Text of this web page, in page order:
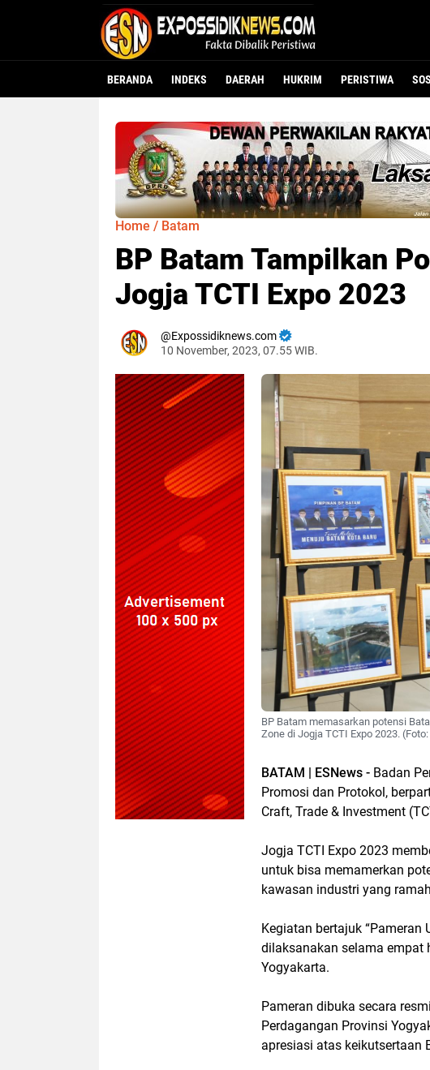
BERANDA INDEKS DAERAH HUKRIM PERISTIWA
Home / Batam
BP Batam Tampilkan
Jogja TCTI Expo 2023
Expossidiknews.com
10 November, 2023, 07.55 WIB.
BP Batam memasarkan potensi
Zone di Jogja TCTI Expo 2023.
BATAM | ESNews - Badan
Promosi dan Protokol,
Craft, Trade & Investment
Jogja TCTI Expo 2023
untuk bisa memamerkan
kawasan industri yang
Kegiatan bertajuk “Pameran
dilaksanakan selama empat
Yogyakarta.
Pameran dibuka secara
Perdagangan Provinsi
apresiasi atas keikutsertaan